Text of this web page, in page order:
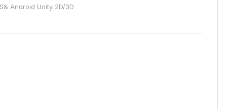
Android Unity 2D/3D